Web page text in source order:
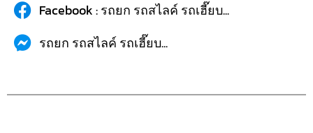
Facebook : รถยก รถสไลค์ รถเฮี๊ยบ...
รถยก รถสไลค์ รถเฮี๊ยบ...